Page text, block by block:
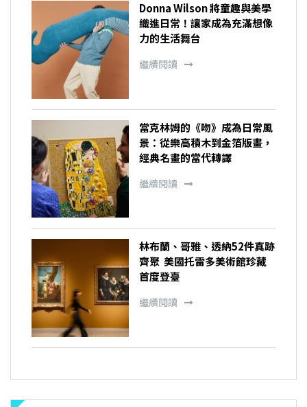
Donna Wilson 將童趣與美學
織進日常！讓家成為充滿想像
力的生活舞台
繼續閱讀
當克林姆的《吻》成為日常風
景：從樂高積木到金箔版畫，
經典名畫的當代轉譯
繼續閱讀
林布蘭、哥雅、透納52件真跡
齊聚 美國托雷多美術館珍藏
首度登臺
繼續閱讀